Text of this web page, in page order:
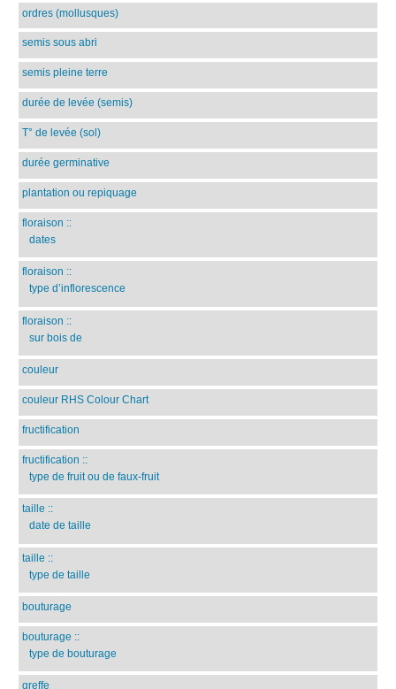
ordres (mollusques)
semis sous abri
semis pleine terre
durée de levée (semis)
T° de levée (sol)
durée germinative
plantation ou repiquage
floraison ::
dates
floraison ::
type d’inflorescence
floraison ::
sur bois de
couleur
couleur RHS Colour Chart
fructification
fructification ::
type de fruit ou de faux-fruit
taille ::
date de taille
taille ::
type de taille
bouturage
bouturage ::
type de bouturage
greffe